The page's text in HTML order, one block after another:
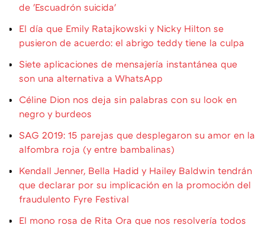
de 'Escuadrón suicida'
El día que Emily Ratajkowski y Nicky Hilton se
pusieron de acuerdo: el abrigo teddy tiene la culpa
Siete aplicaciones de mensajería instantánea que
son una alternativa a WhatsApp
Céline Dion nos deja sin palabras con su look en
negro y burdeos
SAG 2019: 15 parejas que desplegaron su amor en la
alfombra roja (y entre bambalinas)
Kendall Jenner, Bella Hadid y Hailey Baldwin tendrán
que declarar por su implicación en la promoción del
fraudulento Fyre Festival
El mono rosa de Rita Ora que nos resolvería todos